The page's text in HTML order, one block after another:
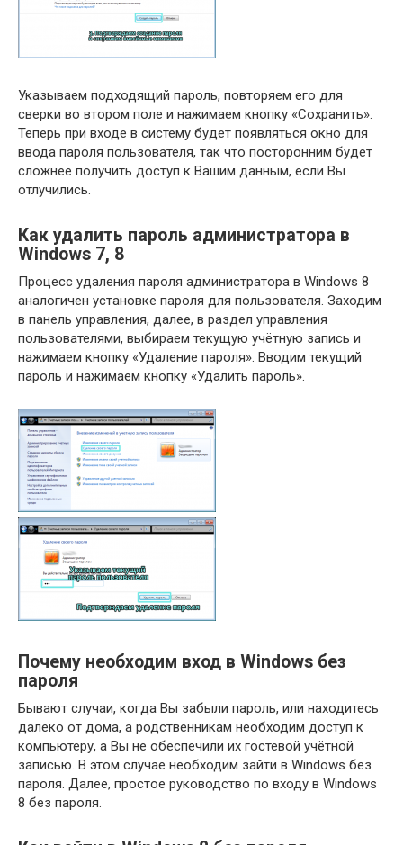
Указываем подходящий пароль, повторяем его для
сверки во втором поле и нажимаем кнопку «Сохранить».
Теперь при входе в систему будет появляться окно для
ввода пароля пользователя, так что посторонним будет
сложнее получить доступ к Вашим данным, если Вы
отлучились.
Как удалить пароль администратора в
Windows 7, 8
Процесс удаления пароля администратора в Windows 8
аналогичен установке пароля для пользователя. Заходим
в панель управления, далее, в раздел управления
пользователями, выбираем текущую учётную запись и
нажимаем кнопку «Удаление пароля». Вводим текущий
пароль и нажимаем кнопку «Удалить пароль».
Почему необходим вход в Windows без
пароля
Бывают случаи, когда Вы забыли пароль, или находитесь
далеко от дома, а родственникам необходим доступ к
компьютеру, а Вы не обеспечили их гостевой учётной
записью. В этом случае необходим зайти в Windows без
пароля. Далее, простое руководство по входу в Windows
8 без пароля.